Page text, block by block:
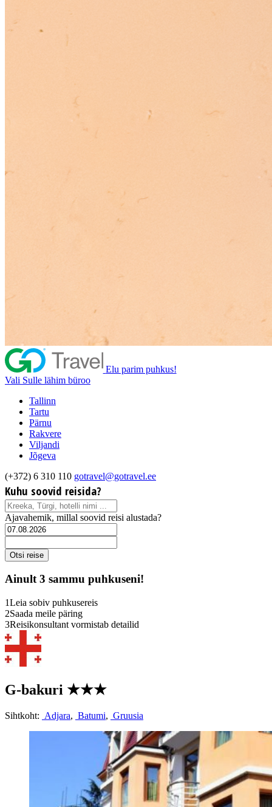
Elu parim puhkus!
Vali Sulle lähim büroo
Tallinn
Tartu
Pärnu
Rakvere
Viljandi
Jõgeva
(+372) 6 310 110 gotravel@gotravel.ee
Kuhu soovid reisida?
Ajavahemik, millal soovid reisi alustada?
Ainult 3 sammu puhkuseni!
1Leia sobiv puhkusereis
2Saada meile päring
3Reisikonsultant vormistab detailid
G-bakuri ★★★
Sihtkoht: Adjara, Batumi, Gruusia